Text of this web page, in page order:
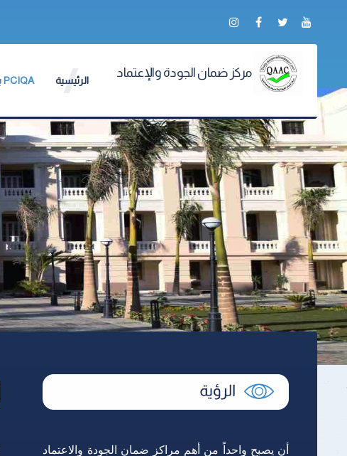
مركز ضمان الجودة والإعتماد
الرئيسية PCIQA برنامج التطوير المستمر والتأهيل للاعتماد
أن يصبح واحداً من أهم مراكز ضمان الجودة والاعتماد